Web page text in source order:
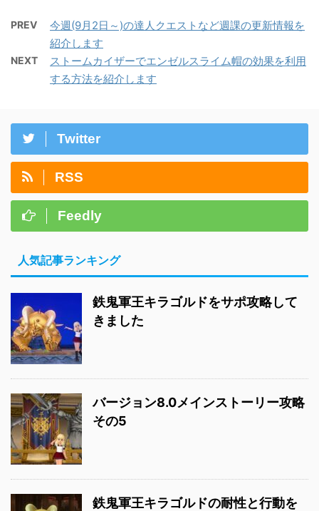
PREV
今週(9月2日～)の達人クエストなど週課の更新情報を
紹介します
NEXT
ストームカイザーでエンゼルスライム帽の効果を利用
する方法を紹介します
Twitter
RSS
Feedly
人気記事ランキング
鉄鬼軍王キラゴルドをサポ攻略して
きました
バージョン8.0メインストーリー攻略
その5
鉄鬼軍王キラゴルドの耐性と行動を